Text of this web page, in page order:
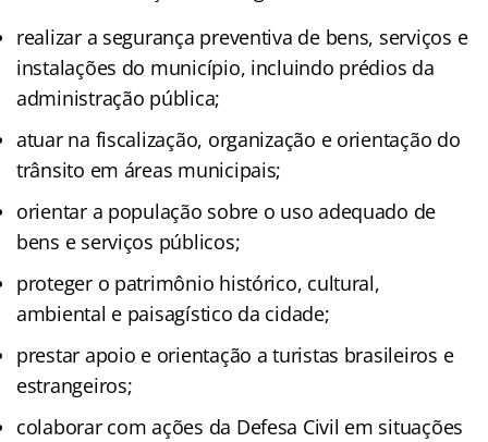
realizar a segurança preventiva de bens, serviços e
instalações do município, incluindo prédios da
administração pública;
atuar na fiscalização, organização e orientação do
trânsito em áreas municipais;
orientar a população sobre o uso adequado de
bens e serviços públicos;
proteger o patrimônio histórico, cultural,
ambiental e paisagístico da cidade;
prestar apoio e orientação a turistas brasileiros e
estrangeiros;
colaborar com ações da Defesa Civil em situações